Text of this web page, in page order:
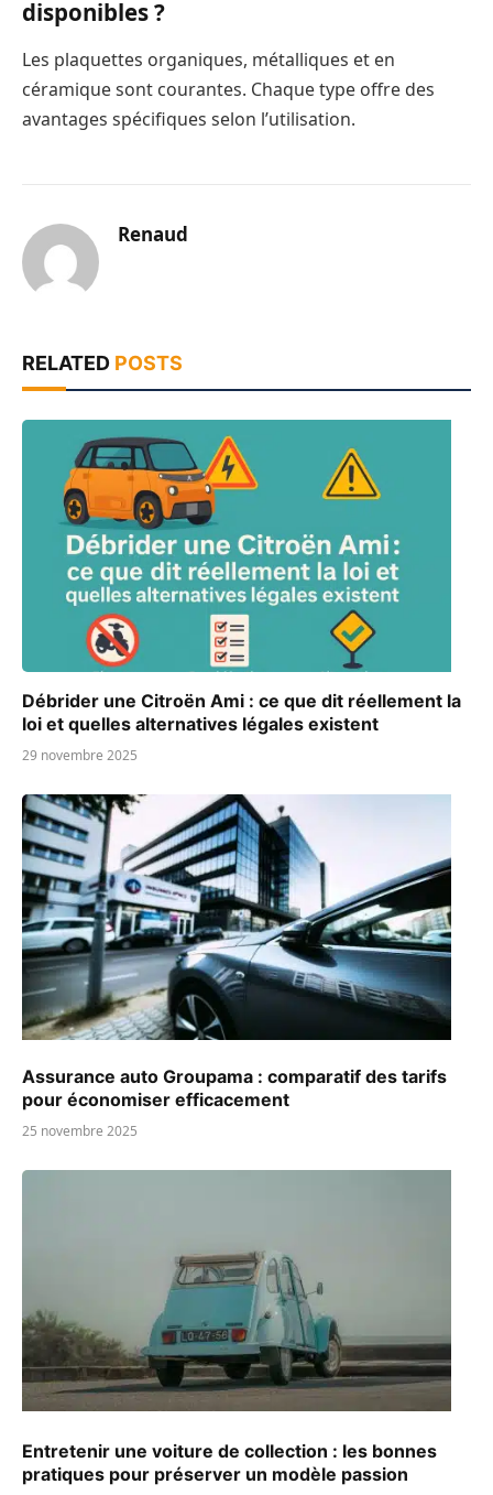
disponibles ?
Les plaquettes organiques, métalliques et en
céramique sont courantes. Chaque type offre des
avantages spécifiques selon l’utilisation.
Renaud
RELATED POSTS
Débrider une Citroën Ami : ce que dit réellement la
loi et quelles alternatives légales existent
29 novembre 2025
Assurance auto Groupama : comparatif des tarifs
pour économiser efficacement
25 novembre 2025
Entretenir une voiture de collection : les bonnes
pratiques pour préserver un modèle passion